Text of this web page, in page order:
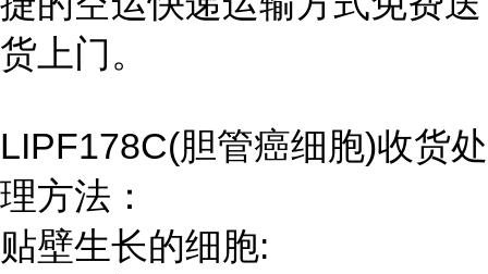
货上门。
LIPF178C(胆管癌细胞)收货处
理方法：
贴壁生长的细胞: